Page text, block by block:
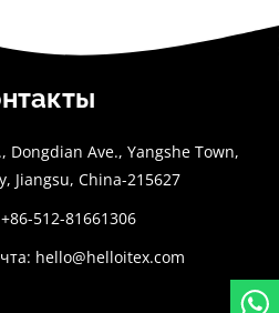
Dongdian Ave., Yangshe Town,
Jiangsu, China-215627
512-81661306
hello@helloitex.com